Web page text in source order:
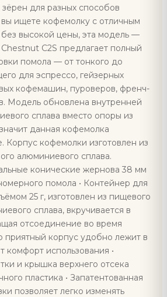
для разных способов
вы ищете кофемолку с отличным
высокой цены, эта модель —
C2S предлагает полный
помола — от тонкого до
для эспрессо, гейзерных
кофемашин, пуроверов, френч-
Модель обновлена ​​внутренней
сплава вместо опоры из
данная кофемолка
Корпус кофемолки изготовлен из
алюминиевого сплава.
конические жернова 38 мм
помола • Контейнер для
25 г, изготовлен из пищевого
сплава, вкручивается в
отсоединение во время
приятный корпус удобно лежит в
комфорт использования •
и крышка верхнего отсека
пластика • Запатентованная
позволяет легко изменять